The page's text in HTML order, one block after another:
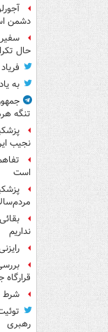
دشمن
حال
به
تنگه
نجیب
است
نداریم
شرط
رهبری